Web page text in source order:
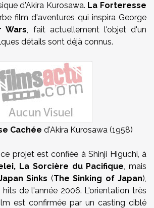
d'Akira Kurosawa. La Forteresse
film d'aventures qui inspira George
Wars, fait actuellement l'objet d'un
détails sont déjà connus.
Cachée d'Akira Kurosawa (1958)
projet est confiée à Shinji Higuchi, à
La Sorcière du Pacifique, mais
Sinks (The Sinking of Japan),
de l'année 2006. L'orientation très
est confirmée par un casting ciblé